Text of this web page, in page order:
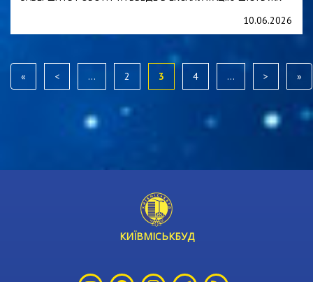
10.06.2026
« < ... 2 3 4 ... > »
КИЇВМІСЬКБУД